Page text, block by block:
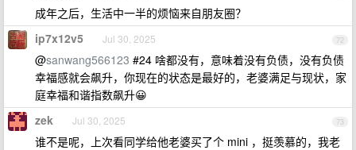
成年之后，生活中一半的烦恼来自朋友圈？
72
ip7x12v5 Jul 30, 2025
@sanwang566123 #24 啥都没有，意味着没有负债，没有负债
幸福感就会飙升，你现在的状态是最好的，老婆满足与现状，家
庭幸福和谐指数飙升😀
73
zek Jul 30, 2025
谁不是呢，上次看同学给他老婆买了个 mini ，挺羡慕的，我老